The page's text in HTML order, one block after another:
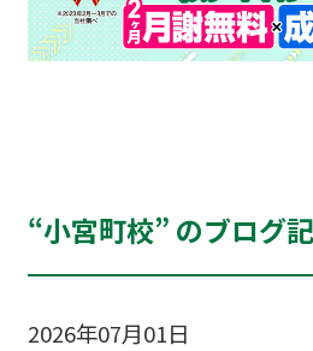
“小宮町校” のブログ
2026年07月01日